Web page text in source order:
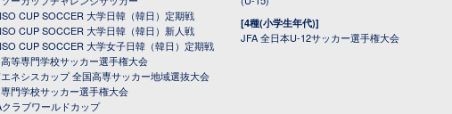
CUP SOCCER 大学日韓（韓日）定期戦
CUP SOCCER 大学日韓（韓日）新人戦
CUP SOCCER 大学女子日韓（韓日）定期戦
等専門学校サッカー選手権大会
ネシスカップ 全国高専サッカー地域選抜大会
門学校サッカー選手権大会
クラブワールドカップ
[4種(小学生年代)]
JFA 全日本U-12サッカー選手権大会